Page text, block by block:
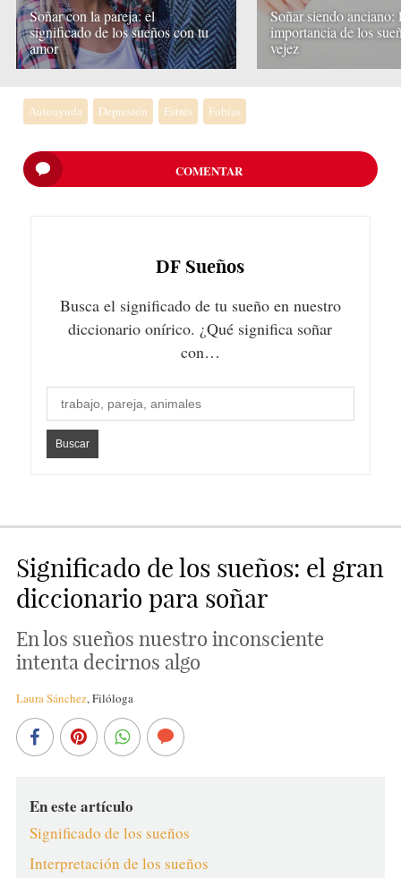
Soñar con la pareja: el
significado de los sueños con tu
amor
Soñar siendo anciano:
importancia de los
vejez
Autoayuda Depresión Estrés Fobias
COMENTAR
DF Sueños
Busca el significado de tu sueño en nuestro
diccionario onírico. ¿Qué significa soñar
con…
Significado de los sueños: el gran
diccionario para soñar
En los sueños nuestro inconsciente
intenta decirnos algo
Laura Sánchez,Filóloga
En este artículo
Significado de los sueños
Interpretación de los sueños